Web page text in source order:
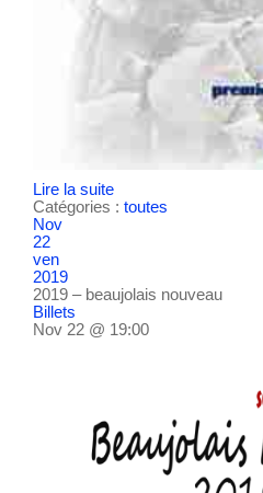
Lire la suite
Catégories : toutes
Nov
22
ven
2019
2019 – beaujolais nouveau
Billets
Nov 22 @ 19:00